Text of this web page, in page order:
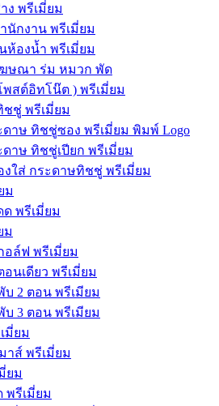
ง พรีเมี่ยม
นักงาน พรีเมี่ยม
ห้องน้ำ พรีเมี่ยม
ษณา ร่ม หมวก พัด
พสต์อิทโน๊ต ) พรีเมี่ยม
ชู่ พรีเมี่ยม
ดาษ ทิชชู่ซอง พรีเมี่ยม พิมพ์ Logo
ดาษ ทิชชู่เปียก พรีเมี่ยม
งใส่ กระดาษทิชชู่ พรีเมี่ยม
ม
พรีเมี่ยม
ม
อล์ฟ พรีเมี่ยม
อนเดียว พรีเมี่ยม
บ 2 ตอน พรีเมียม
บ 3 ตอน พรีเมียม
มี่ยม
าส์ พรีเมี่ยม
ยม
พรีเมี่ยม